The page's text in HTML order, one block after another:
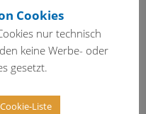
offenen Tür“ am
Cookies
nur technisch
keine Werbe- oder
gesetzt.
Cookie-Liste